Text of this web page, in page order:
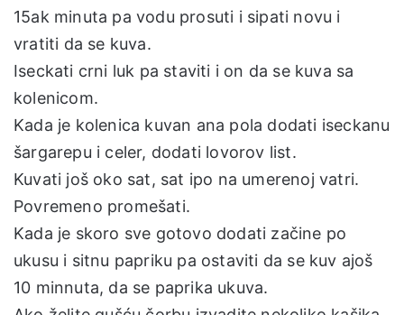
15ak minuta pa vodu prosuti i sipati novu i
vratiti da se kuva.
Iseckati crni luk pa staviti i on da se kuva sa
kolenicom.
Kada je kolenica kuvan ana pola dodati iseckanu
šargarepu i celer, dodati lovorov list.
Kuvati još oko sat, sat ipo na umerenoj vatri.
Povremeno promešati.
Kada je skoro sve gotovo dodati začine po
ukusu i sitnu papriku pa ostaviti da se kuv ajoš
10 minnuta, da se paprika ukuva.